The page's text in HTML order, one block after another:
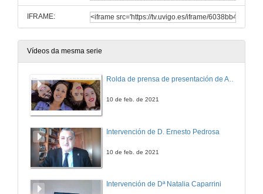
IFRAME:
Vídeos da mesma serie
Rolda de prensa de presentación de ALUMNI
10 de feb. de 2021
Intervención de D. Ernesto Pedrosa
10 de feb. de 2021
Intervención de Dª Natalia Caparrini